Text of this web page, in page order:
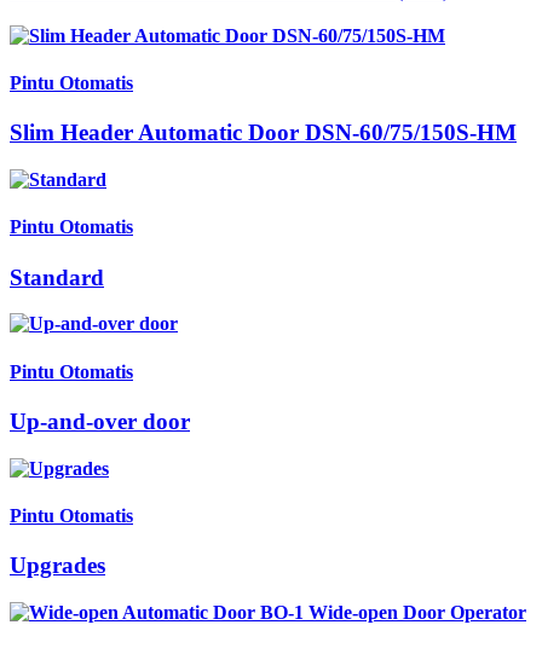
Pintu Otomatis
Slim Header Automatic Door DSN-60/75/150S-HM
Pintu Otomatis
Standard
Pintu Otomatis
Up-and-over door
Pintu Otomatis
Upgrades